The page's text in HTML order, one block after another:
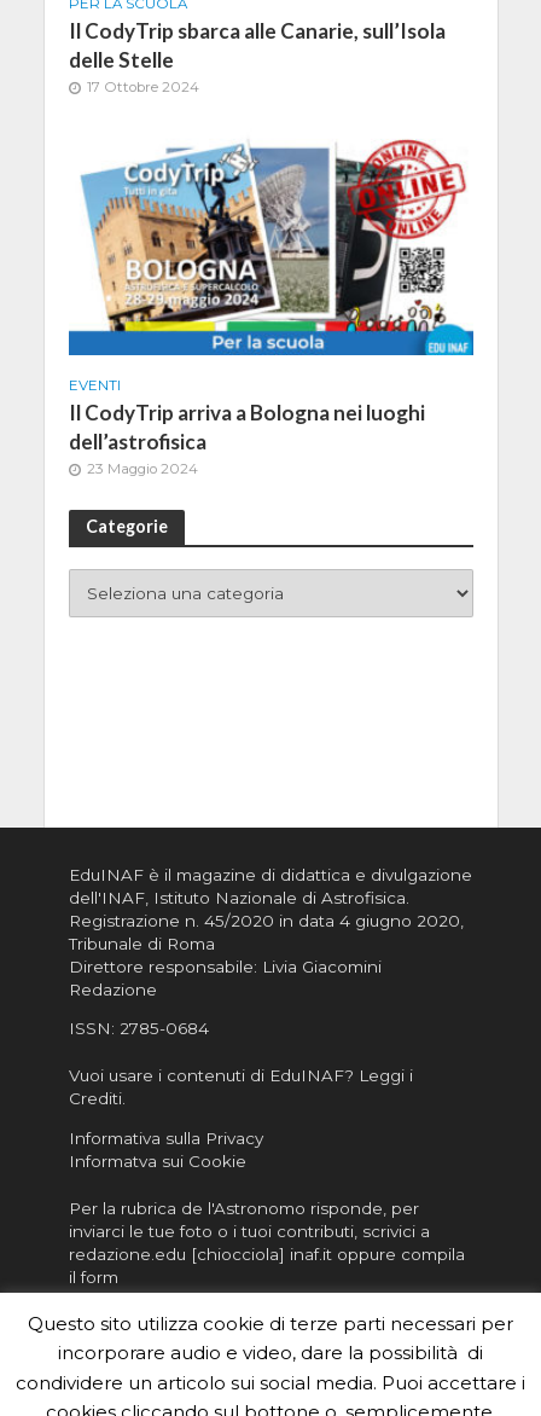
PER LA SCUOLA
Il CodyTrip sbarca alle Canarie, sull’Isola
delle Stelle
17 Ottobre 2024
EVENTI
Il CodyTrip arriva a Bologna nei luoghi
dell’astrofisica
23 Maggio 2024
Categorie
EduINAF è il magazine di didattica e divulgazione
dell'INAF, Istituto Nazionale di Astrofisica
Registrazione n. 45/2020 in data 4 giugno 2020,
Tribunale di Roma
Direttore responsabile: Livia Giacomini
Redazione
ISSN: 2785-0684
Vuoi usare i contenuti di EduINAF? Leggi i
Crediti.
Informativa sulla Privacy
Informatva sui Cookie
Per la rubrica de l'Astronomo risponde, per
inviarci le tue foto o i tuoi contributi, scrivici a
redazione.edu [chiocciola] inaf.it oppure compila
il form
Sei un insegnante? Scarica la nostrabrochureda
distribuire nella tua scuola e…
Questo sito utilizza cookie di terze parti necessari per
incorporare audio e video, dare la possibilità di
condividere un articolo sui social media. Puoi accettare i